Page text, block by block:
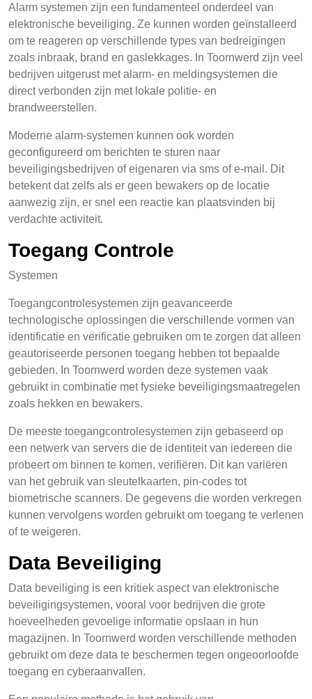
Alarm systemen zijn een fundamenteel onderdeel van
elektronische beveiliging. Ze kunnen worden geïnstalleerd
om te reageren op verschillende types van bedreigingen
zoals inbraak, brand en gaslekkages. In Toornwerd zijn veel
bedrijven uitgerust met alarm- en meldingsystemen die
direct verbonden zijn met lokale politie- en
brandweerstellen.
Moderne alarm-systemen kunnen ook worden
geconfigureerd om berichten te sturen naar
beveiligingsbedrijven of eigenaren via sms of e-mail. Dit
betekent dat zelfs als er geen bewakers op de locatie
aanwezig zijn, er snel een reactie kan plaatsvinden bij
verdachte activiteit.
Toegang Controle
Systemen
Toegangcontrolesystemen zijn geavanceerde
technologische oplossingen die verschillende vormen van
identificatie en verificatie gebruiken om te zorgen dat alleen
geautoriseerde personen toegang hebben tot bepaalde
gebieden. In Toornwerd worden deze systemen vaak
gebruikt in combinatie met fysieke beveiligingsmaatregelen
zoals hekken en bewakers.
De meeste toegangcontrolesystemen zijn gebaseerd op
een netwerk van servers die de identiteit van iedereen die
probeert om binnen te komen, verifiëren. Dit kan variëren
van het gebruik van sleutelkaarten, pin-codes tot
biometrische scanners. De gegevens die worden verkregen
kunnen vervolgens worden gebruikt om toegang te verlenen
of te weigeren.
Data Beveiliging
Data beveiliging is een kritiek aspect van elektronische
beveiligingsystemen, vooral voor bedrijven die grote
hoeveelheden gevoelige informatie opslaan in hun
magazijnen. In Toornwerd worden verschillende methoden
gebruikt om deze data te beschermen tegen ongeoorloofde
toegang en cyberaanvallen.